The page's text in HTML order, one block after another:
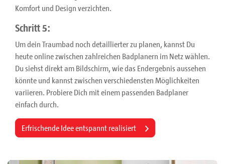
Komfort und Design verzichten.
Schritt 5:
Um dein Traumbad noch detaillierter zu planen, kannst Du
heute online zwischen zahlreichen Badplanern im Netz wählen.
Du siehst direkt am Bildschirm, wie das Endergebnis aussehen
könnte und kannst zwischen verschiedensten Möglichkeiten
variieren. Probiere Dich mit einem passenden Badplaner
einfach durch.
Erfrischende Idee entspannt realisiert